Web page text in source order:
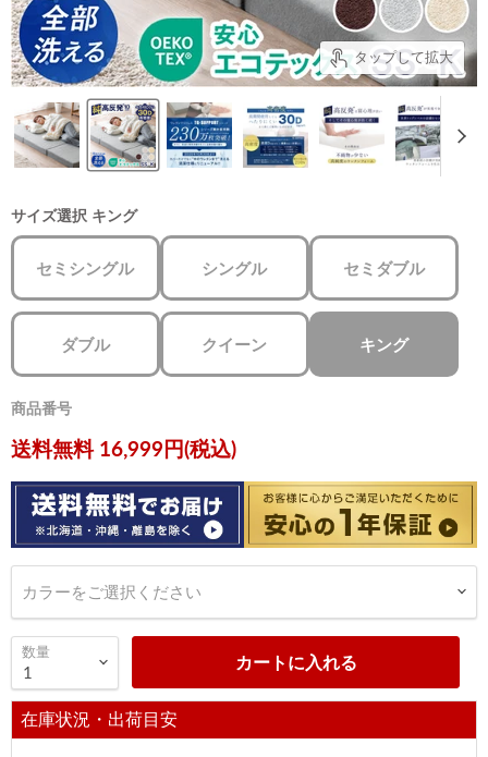
タップして拡大
サイズ選択 キング
セミシングル シングル セミダブル
ダブル クイーン キング
商品番号
現在の価格
送料無料 16,999円(税込)
カラーをご選択ください
数量
カートに入れる
在庫状況・出荷目安